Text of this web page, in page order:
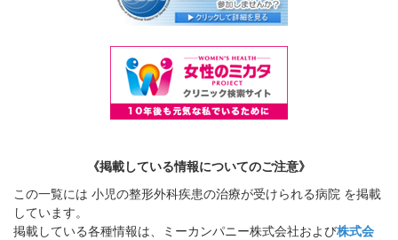
《掲載している情報についてのご注意》
この一覧には 小児の整形外科疾患の治療が受けられる病院 を掲載
しています。
掲載している各種情報は、ミーカンパニー株式会社および株式会